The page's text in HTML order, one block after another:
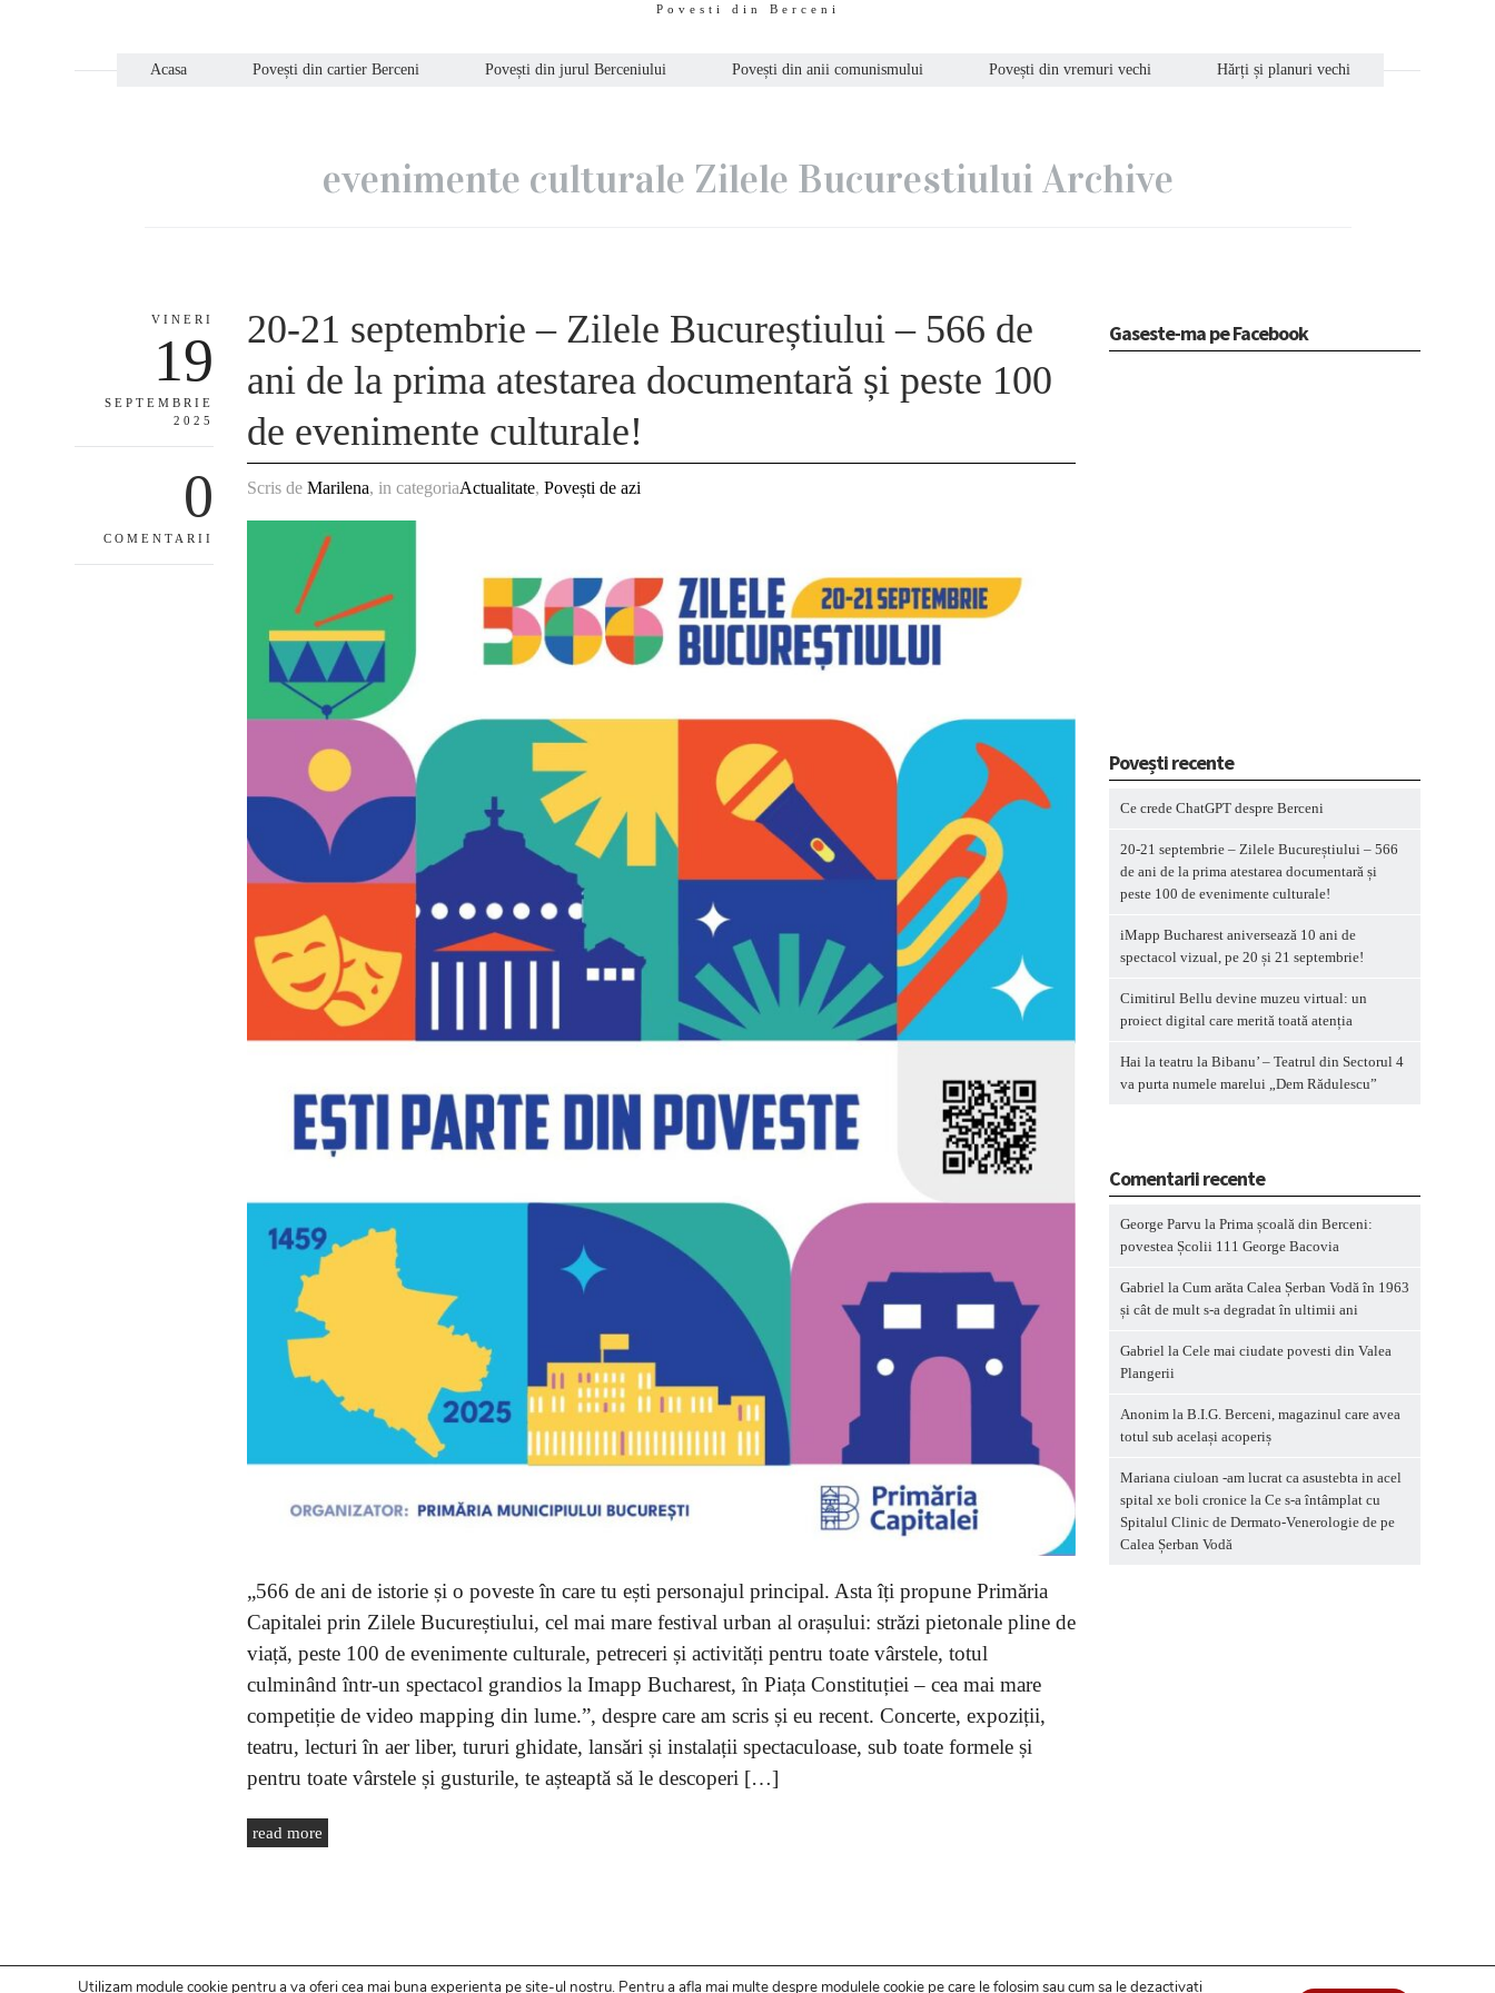
Povesti din Berceni
Acasa Povești din cartier Berceni Povești din jurul Berceniului Povești din anii comunismului Povești din vremuri vechi Hărți și planuri vechi
evenimente culturale Zilele Bucurestiului Archive
VINERI
19
SEPTEMBRIE
2025
0
COMENTARII
20-21 septembrie – Zilele Bucureștiului – 566 de
ani de la prima atestarea documentară și peste 100
de evenimente culturale!
Scris deMarilena, in categoriaActualitate,Povești de azi
„566 de ani de istorie și o poveste în care tu ești personajul principal. Asta îți propune Primăria
Capitalei prin Zilele Bucureștiului, cel mai mare festival urban al orașului: străzi pietonale pline de
viață, peste 100 de evenimente culturale, petreceri și activități pentru toate vârstele, totul
culminând într-un spectacol grandios la Imapp Bucharest, în Piața Constituției – cea mai mare
competiție de video mapping din lume.”, despre care am scris și eu recent. Concerte, expoziții,
teatru, lecturi în aer liber, tururi ghidate, lansări și instalații spectaculoase, sub toate formele și
pentru toate vârstele și gusturile, te așteaptă să le descoperi […]
read more
Gaseste-ma pe Facebook
Povești recente
Ce crede ChatGPT despre Berceni
20-21 septembrie – Zilele Bucureștiului – 566
de ani de la prima atestarea documentară și
peste 100 de evenimente culturale!
iMapp Bucharest aniversează 10 ani de
spectacol vizual, pe 20 și 21 septembrie!
Cimitirul Bellu devine muzeu virtual: un
proiect digital care merită toată atenția
Hai la teatru la Bibanu’ – Teatrul din Sectorul 4
va purta numele marelui „Dem Rădulescu”
Comentarii recente
George Parvu la Prima școală din Berceni:
povestea Școlii 111 George Bacovia
Gabriel la Cum arăta Calea Șerban Vodă în 1963
și cât de mult s-a degradat în ultimii ani
Gabriel la Cele mai ciudate povesti din Valea
Plangerii
Anonim la B.I.G. Berceni, magazinul care avea
totul sub același acoperiș
Mariana ciuloan -am lucrat ca asustebta in acel
spital xe boli cronice la Ce s-a întâmplat cu
Spitalul Clinic de Dermato-Venerologie de pe
Calea Șerban Vodă
Utilizam module cookie pentru a va oferi cea mai buna experienta pe site-ul nostru. Pentru a afla mai multe despre modulele cookie pe care le folosim sau cum sa le dezactivati